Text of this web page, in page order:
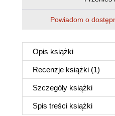
Powiadom o
Opis książki
Recenzje książki (1)
Szczegóły książki
Spis treści książki